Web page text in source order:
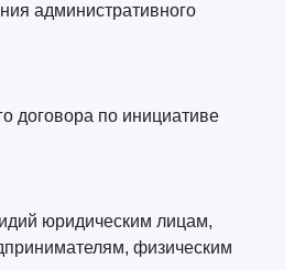
административного
договора по инициативе
юридическим лицам,
физическим